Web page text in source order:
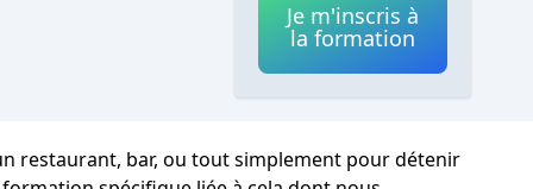
Je m'inscris à
la formation
restaurant, bar, ou tout simplement pour détenir